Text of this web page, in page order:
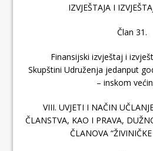
IZVJEŠTAJA I
Član 31.
Finansijski izvještaj i
Skupštini Udruženja jedanput
– inskom
VIII. UVJETI I NAČIN
ČLANSTVA, KAO I PRAVA,
ČLANOVA